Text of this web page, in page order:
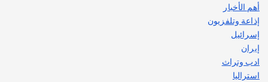
أهم الأخبار
إذاعة وتلفزيون
إسرائيل
إيران
ادب وتراث
استراليا